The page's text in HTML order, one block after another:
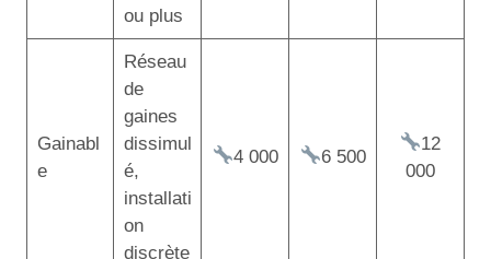
ou plus
Gainabl
e
Réseau
de
gaines
dissimul
é,
installati
on
discrète
4 000 6 500
12
000